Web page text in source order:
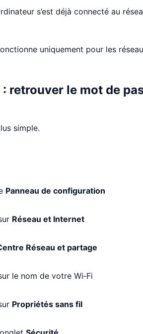
s’est déjà connecté au
uniquement pour les
: retrouver le mot de
simple.
Panneau de configuration
Réseau et Internet
Réseau et partage
le nom de votre Wi‑Fi
Propriétés sans fil